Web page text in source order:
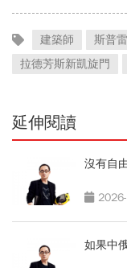
建築師 斯普
拉德芳斯新凱旋門
延伸閱讀
沒有自
如果中